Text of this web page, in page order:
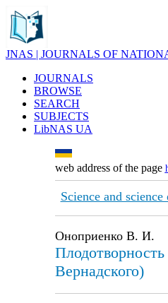
JNAS | JOURNALS OF
JOURNALS
BROWSE
SEARCH
SUBJECTS
LibNAS UA
web address of the page
Science and science
Оноприенко В. И.
Вернадского)